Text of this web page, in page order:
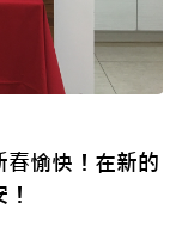
愉快！在新的